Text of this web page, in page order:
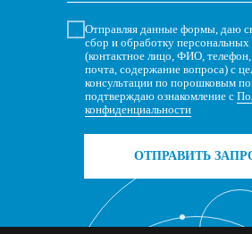
Отправляя данные формы, даю
сбор и обработку
(контактное лицо, ФИО, телефон,
почта, содержание вопроса) с
консультации по порошковым
подтверждаю ознакомление с
конфиденциальности
ОТПРАВИТЬ